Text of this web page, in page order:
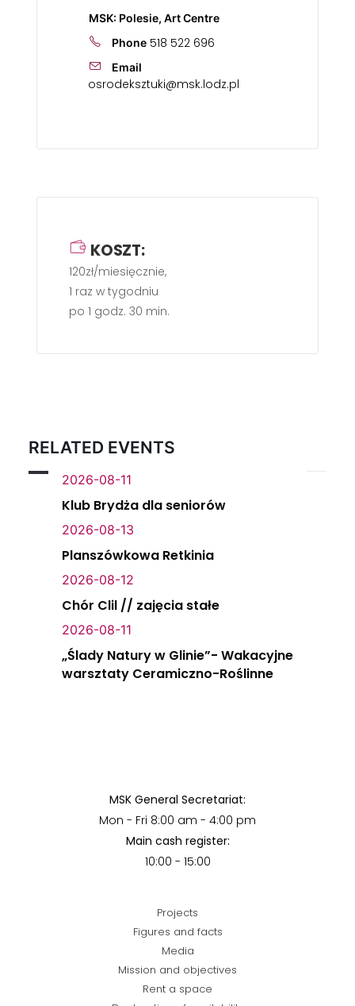
MSK: Polesie, Art Centre
Phone 518 522 696
Email
osrodeksztuki@msk.lodz.pl
KOSZT:
120zł/miesięcznie,
1 raz w tygodniu
po 1 godz. 30 min.
RELATED EVENTS
2026-08-11
Klub Brydża dla seniorów
2026-08-13
Planszówkowa Retkinia
2026-08-12
Chór Clil // zajęcia stałe
2026-08-11
„Ślady Natury w Glinie”- Wakacyjne
warsztaty Ceramiczno-Roślinne
MSK General Secretariat:
Mon - Fri 8:00 am - 4:00 pm
Main cash register:
10:00 - 15:00
Projects
Figures and facts
Media
Mission and objectives
Rent a space